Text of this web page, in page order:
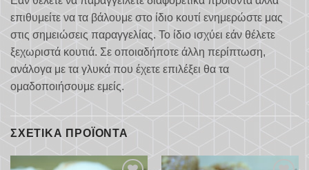
επιθυμείτε να τα βάλουμε στο ίδιο κουτί ενημερώστε μας
στις σημειώσεις παραγγελίας. Το ίδιο ισχύει εάν θέλετε
ξεχωριστά κουτιά. Σε οποιαδήποτε άλλη περίπτωση,
ανάλογα με τα γλυκά που έχετε επιλέξει θα τα
ομαδοποιήσουμε εμείς.
ΣΧΕΤΙΚΆ ΠΡΟΪΌΝΤΑ